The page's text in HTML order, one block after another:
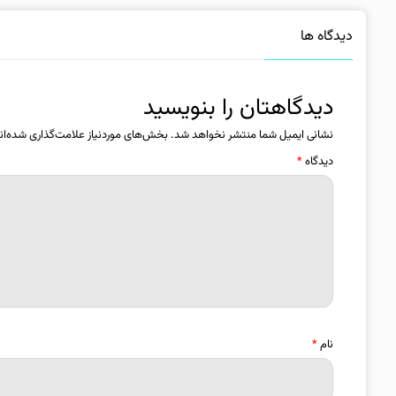
دیدگاه ها
دیدگاهتان را بنویسید
نشانی ایمیل شما منتشر نخواهد شد. بخش‌های موردنیاز علامت‌گذاری
دیدگاه*
نام*